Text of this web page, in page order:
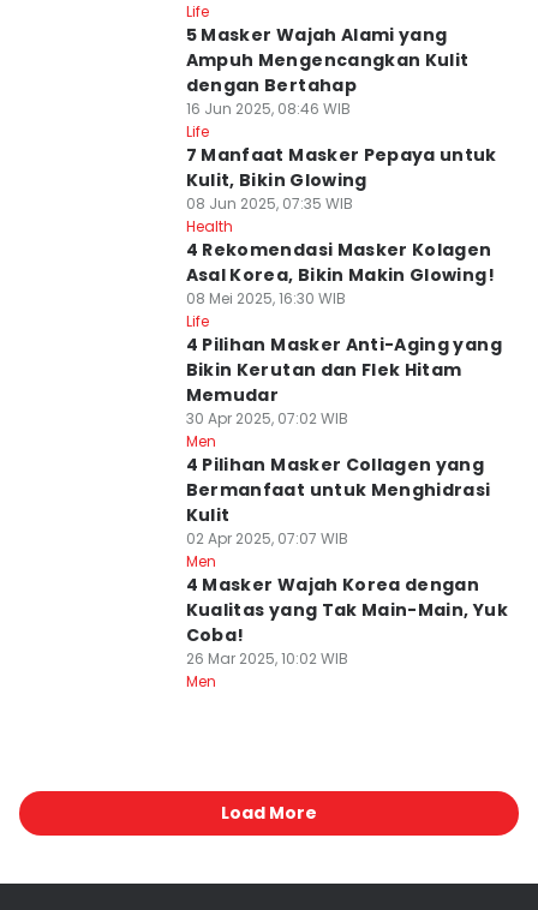
Life
5 Masker Wajah Alami yang
Ampuh Mengencangkan Kulit
dengan Bertahap
16 Jun 2025, 08:46 WIB
Life
7 Manfaat Masker Pepaya untuk
Kulit, Bikin Glowing
08 Jun 2025, 07:35 WIB
Health
4 Rekomendasi Masker Kolagen
Asal Korea, Bikin Makin Glowing!
08 Mei 2025, 16:30 WIB
Life
4 Pilihan Masker Anti-Aging yang
Bikin Kerutan dan Flek Hitam
Memudar
30 Apr 2025, 07:02 WIB
Men
4 Pilihan Masker Collagen yang
Bermanfaat untuk Menghidrasi
Kulit
02 Apr 2025, 07:07 WIB
Men
4 Masker Wajah Korea dengan
Kualitas yang Tak Main-Main, Yuk
Coba!
26 Mar 2025, 10:02 WIB
Men
Load More